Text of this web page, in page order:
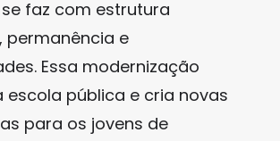
faz com estrutura
permanência e
Essa modernização
escola pública e cria novas
para os jovens de